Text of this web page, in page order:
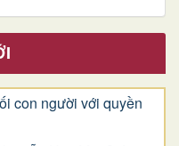
con người với quyền